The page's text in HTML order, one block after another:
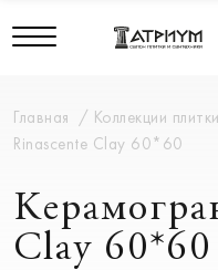
Главная Коллекции плитки
Rinascente Clay 60*60
Clay 60*60